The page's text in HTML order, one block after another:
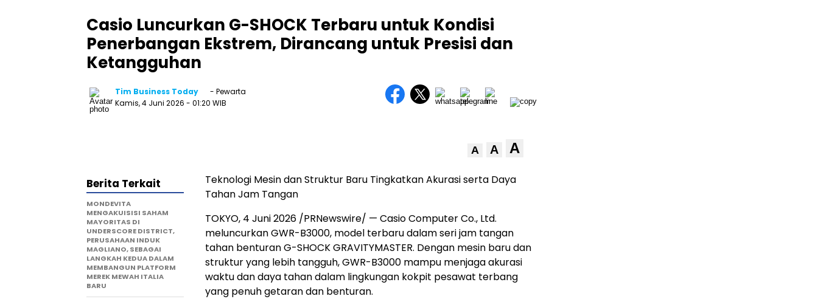
Casio Luncurkan G-SHOCK Terbaru untuk Kondisi
Penerbangan Ekstrem, Dirancang untuk Presisi dan
Ketangguhan
Tim Business Today
- Pewarta
Kamis, 4 Juni 2026 - 01:20 WIB
A A A
Teknologi Mesin dan Struktur Baru Tingkatkan Akurasi serta Daya
Tahan Jam Tangan
TOKYO, 4 Juni 2026 /PRNewswire/ — Casio Computer Co., Ltd.
meluncurkan GWR-B3000, model terbaru dalam seri jam tangan
tahan benturan G-SHOCK GRAVITYMASTER. Dengan mesin baru dan
struktur yang lebih tangguh, GWR-B3000 mampu menjaga akurasi
waktu dan daya tahan dalam lingkungan kokpit pesawat terbang
yang penuh getaran dan benturan.
Berita Terkait
MONDEVITA
MENGAKUISISI SAHAM
MAYORITAS DI
UNDERSCORE DISTRICT,
PERUSAHAAN INDUK
MAGLIANO, SEBAGAI
LANGKAH KEDUA DALAM
MEMBANGUN PLATFORM
MEREK MEWAH ITALIA
BARU